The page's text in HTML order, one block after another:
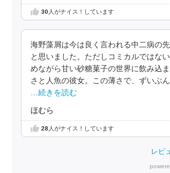
30人がナイス！しています
海野藻屑は今は良く言われる中二病の
と思いました。ただしコミカルではな
めながら甘い砂糖菓子の世界に飲み込
さと人魚の彼女。この薄さで、ずいぶ
…続きを読む
ほむら
28人がナイス！しています
レビ